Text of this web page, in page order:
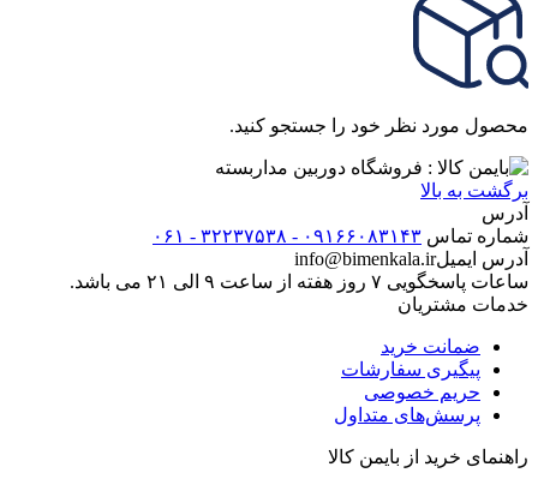
محصول مورد نظر خود را جستجو کنید.
برگشت به بالا
آدرس
شماره تماس ۰۹۱۶۶۰۸۳۱۴۳ - ۳۲۲۳۷۵۳۸ - ۰۶۱
آدرس ایمیلinfo@bimenkala.ir
ساعات پاسخگویی ۷ روز هفته از ساعت ۹ الی ۲۱ می باشد.
خدمات مشتریان
ضمانت خرید
پیگیری سفارشات
حریم خصوصی
پرسش‌های متداول
راهنمای خرید از بایمن کالا